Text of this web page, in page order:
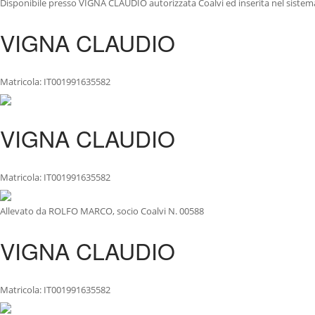
Disponibile presso VIGNA CLAUDIO autorizzata Coalvi ed inserita nel
VIGNA CLAUDIO
Matricola: IT001991635582
VIGNA CLAUDIO
Matricola: IT001991635582
Allevato da ROLFO MARCO, socio Coalvi N. 00588
VIGNA CLAUDIO
Matricola: IT001991635582